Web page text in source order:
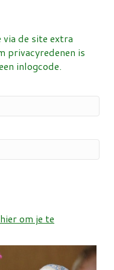
de site extra
privacyredenen is
inlogcode.
om je te